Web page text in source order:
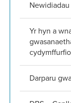
Yr hyn a
Darparu